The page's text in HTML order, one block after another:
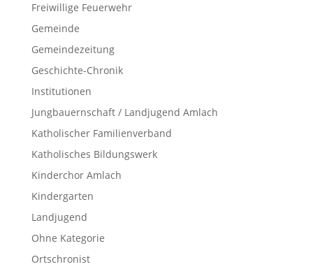
Freiwillige Feuerwehr
Gemeinde
Gemeindezeitung
Geschichte-Chronik
Institutionen
Jungbauernschaft / Landjugend Amlach
Katholischer Familienverband
Katholisches Bildungswerk
Kinderchor Amlach
Kindergarten
Landjugend
Ohne Kategorie
Ortschronist